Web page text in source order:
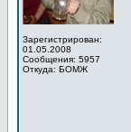
Зарегистрирован:
01.05.2008
Сообщения: 5957
Откуда: БОМЖ